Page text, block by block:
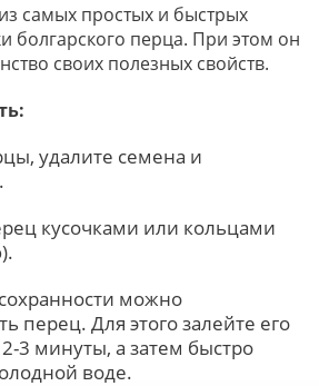
самых простых и быстрых
болгарского перца. При этом он
своих полезных свойств.
удалите семена и
кусочками или кольцами
можно
перец. Для этого залейте его
3 минуты, а затем быстро
воде.